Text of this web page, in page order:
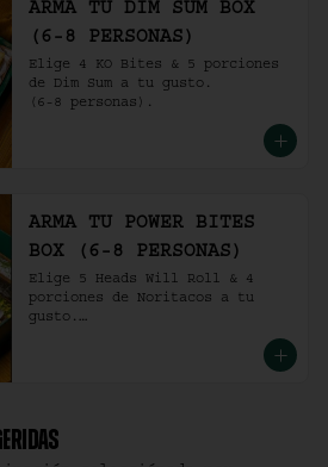
ARMA TU DIM SUM BOX
(6-8 PERSONAS)
Elige 4 KO Bites & 5 porciones
de Dim Sum a tu gusto.
(6-8 personas).
ARMA TU POWER BITES
BOX (6-8 PERSONAS)
Elige 5 Heads Will Roll & 4
porciones de Noritacos a tu
gusto.